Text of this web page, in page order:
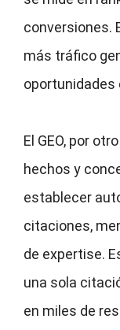
conversiones.
más tráfico
oportunidades
El GEO, por
hechos y
establecer
citaciones,
de expertise.
una sola
en miles de